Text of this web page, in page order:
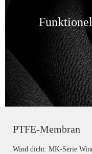
PTFE-Membran
Wind dicht: MK-Serie